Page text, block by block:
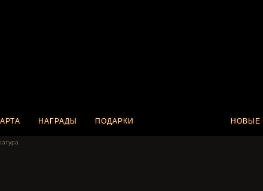
НОВЫЕ
НАГРАДЫ ПОДАРКИ